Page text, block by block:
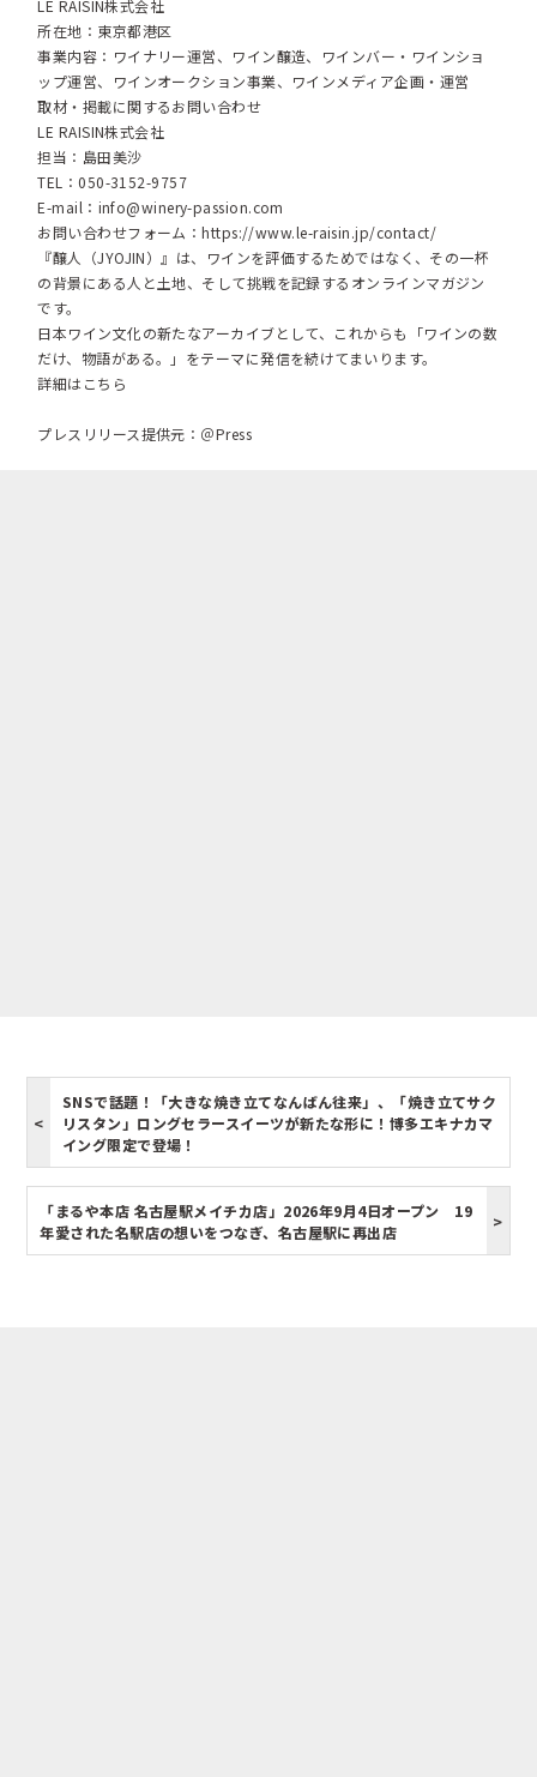
LE RAISIN株式会社
所在地：東京都港区
事業内容：ワイナリー運営、ワイン醸造、ワインバー・ワインショ
ップ運営、ワインオークション事業、ワインメディア企画・運営
取材・掲載に関するお問い合わせ
LE RAISIN株式会社
担当：島田美沙
TEL：050-3152-9757
E-mail： info@winery-passion.com
お問い合わせフォーム：https://www.le-raisin.jp/contact/
『醸人（JYOJIN）』は、ワインを評価するためではなく、その一杯
の背景にある人と土地、そして挑戦を記録するオンラインマガジン
です。
日本ワイン文化の新たなアーカイブとして、これからも「ワインの数
だけ、物語がある。」をテーマに発信を続けてまいります。
詳細はこちら
プレスリリース提供元：＠Press
SNSで話題！「大きな焼き立てなんばん往来」、「焼き立てサク
リスタン」ロングセラースイーツが新たな形に！博多エキナカマ
イング限定で登場！
「まるや本店 名古屋駅メイチカ店」2026年9月4日オープン 19
年愛された名駅店の想いをつなぎ、名古屋駅に再出店